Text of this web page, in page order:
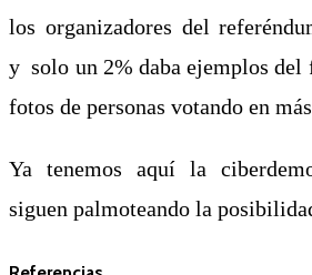
los organizadores del
y solo un 2% daba ejemplos del
fotos de personas votando en
Ya tenemos aquí la
siguen palmoteando la